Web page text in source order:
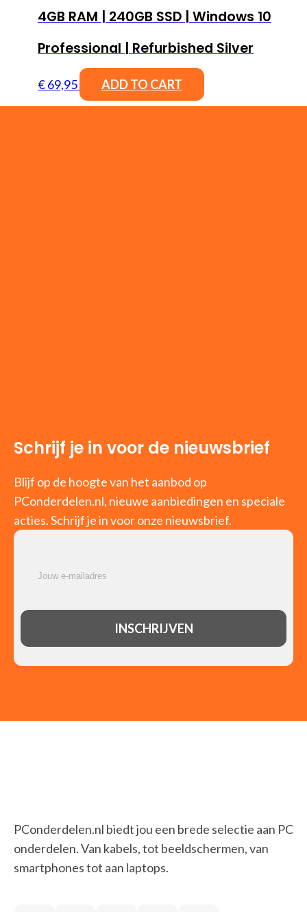
4GB RAM | 240GB SSD | Windows 10
Professional | Refurbished Silver
€69,95 ADD TO CART
Schrijf je in voor de nieuwsbrief
Blijf op de hoogte van het aanbod op
PConderdelen.nl, nieuwe aanbiedingen en speciale
acties. Schrijf je in voor onze nieuwsbrief.
PConderdelen.nl biedt jou een brede selectie aan PC
onderdelen. Van kabels, tot beeldschermen, van
smartphones tot aan laptops.